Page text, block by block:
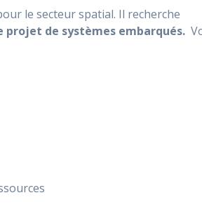
le secteur spatial. Il recherche
de systèmes embarqués.